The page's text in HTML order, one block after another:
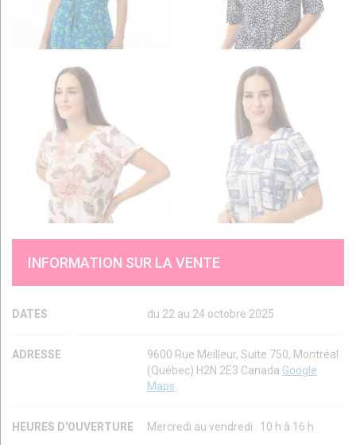
INFORMATION SUR LA VENTE
DATES du 22 au 24 octobre 2025
ADRESSE
9600 Rue Meilleur, Suite 750, Montréal
(Québec) H2N 2E3 Canada Google
Maps
HEURES D'OUVERTURE Mercredi au vendredi : 10 h à 16 h